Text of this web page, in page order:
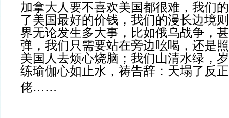
加拿大人要不喜欢美国都很难，我们
了美国最好的价钱，我们的漫长边境
界无论发生多大事，比如俄乌战争，
弹，我们只需要站在旁边吆喝， 还是
美国人去烦心烧脑；我们山清水绿，
练瑜伽心如止水，祷告辞：天塌了反
佬……